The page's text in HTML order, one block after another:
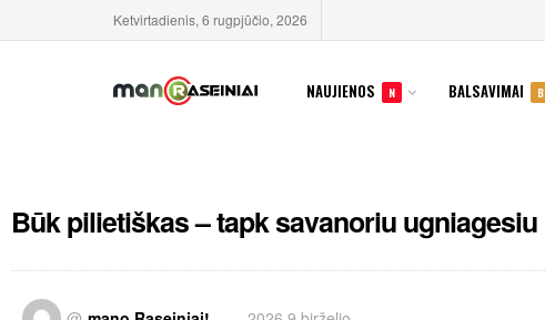
Ketvirtadienis, 6 rugpjūčio, 2026
NAUJIENOS N BALSAVIMAI B
Būk pilietiškas – tapk savanoriu ugniagesiu